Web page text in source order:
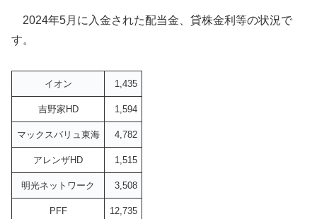
2024年5月に入金された配当金、貸株金利等の状況で
す。
イオン 1,435
吉野家HD 1,594
マックスバリュ東海 4,782
アレンザHD 1,515
明光ネットワーク 3,508
PFF 12,735